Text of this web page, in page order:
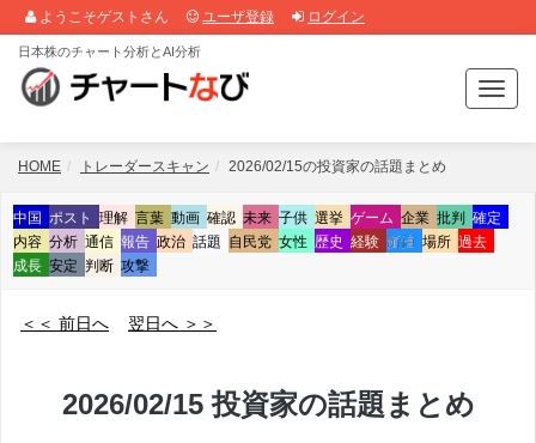
ようこそゲストさん ユーザ登録 ログイン
T
o
g
e
n
a
日本株のチャート分析とAI分析
HOME トレーダースキャン 2026/02/15の投資家の話題まとめ
中国 ポスト 理解 言葉 動画 確認 未来 子供 選挙 ゲーム 企業 批判
確定
内容 分析 通信 報告 政治 話題 自民党 女性 歴史 経験 価値 場所 過去
成長 安定 判断 攻撃
＜＜ 前日へ 翌日へ ＞＞
2026/02/15 投資家の話題まとめ